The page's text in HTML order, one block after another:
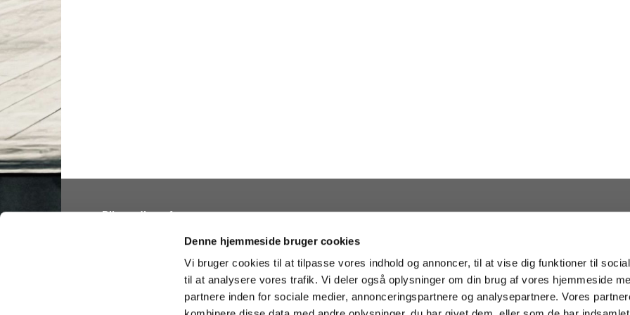
Denne hjemmeside bruger cookies
Vi bruger cookies til at tilpasse vores indhold og annoncer, til at vise dig funktioner til
til at analysere vores trafik. Vi deler også oplysninger om din brug af vores hjemmeside
partnere inden for sociale medier, annonceringspartnere og analysepartnere. Vores
Bliv medlem af
Hellig Kors Kirke · Kapelvej 38, 2200 København N - facebook.com/helligkorskirke 35